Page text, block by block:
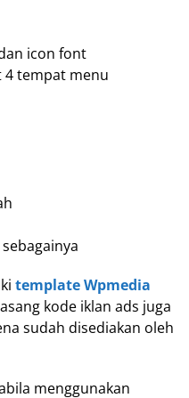
icon font
tempat menu
template Wpmedia
kode iklan ads juga
sudah disediakan oleh
menggunakan